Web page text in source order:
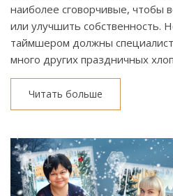
наиболее сговорчивые, чтобы
или улучшить собственность.
таймшером должны
много других праздничных
Читать больше